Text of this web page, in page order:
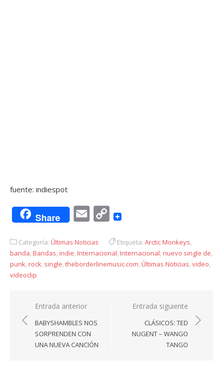
fuente: indiespot
Share EmailCopy
Categoría: Últimas Noticias Etiqueta: Arctic Monkeys,
banda,Bandas,indie,Internacional,Internacional,nuevo single de,
punk,rock, single,theborderlinemusic.com,Últimas Noticias,video,
videoclip
Navegación
de
entradas
Entrada anterior
BABYSHAMBLES NOS
SORPRENDEN CON
UNA NUEVA CANCIÓN
Entrada siguiente
CLÁSICOS: TED
NUGENT – WANGO
TANGO